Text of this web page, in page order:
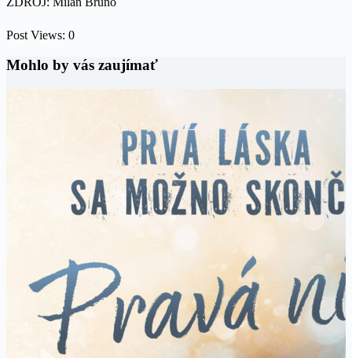
Post Views: 0
Mohlo by vás zaujímať